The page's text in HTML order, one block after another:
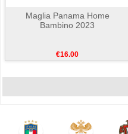
Maglia Panama Home
Bambino 2023
€16.00